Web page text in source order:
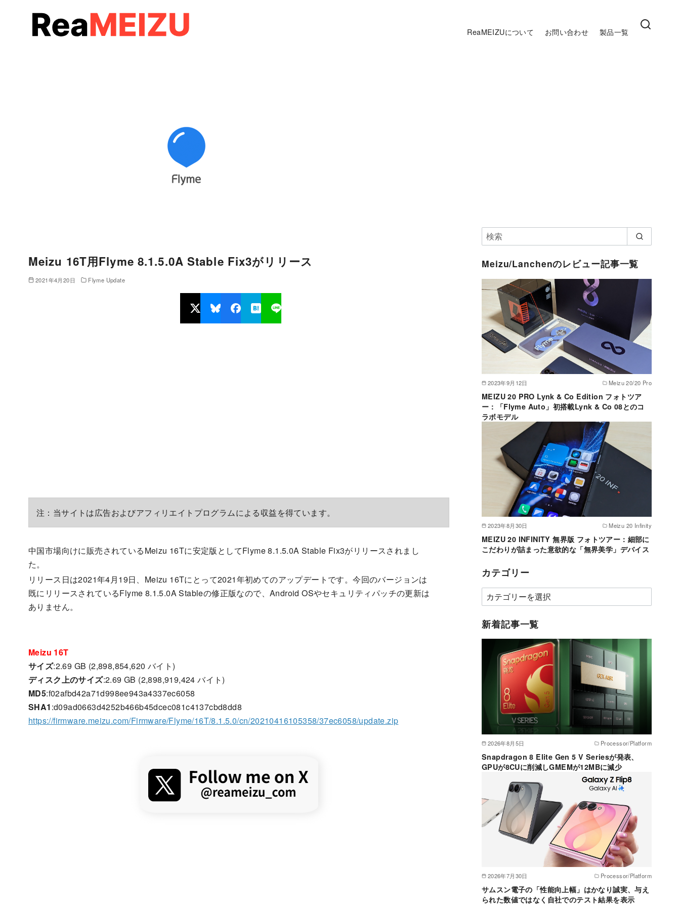
ReaMEIZUについて お問い合わせ 製品一覧
Meizu 16T用Flyme 8.1.5.0A Stable Fix3がリリース
2021年4月20日 Flyme Update
注：当サイトは広告およびアフィリエイトプログラムによる収益を得ています。
中国市場向けに販売されているMeizu 16Tに安定版としてFlyme 8.1.5.0A Stable Fix3がリリースされまし
た。
リリース日は2021年4月19日、Meizu 16Tにとって2021年初めてのアップデートです。今回のバージョンは
既にリリースされているFlyme 8.1.5.0A Stableの修正版なので、Android OSやセキュリティパッチの更新は
ありません。
Meizu 16T
サイズ:2.69 GB (2,898,854,620 バイト)
ディスク上のサイズ:2.69 GB (2,898,919,424 バイト)
MD5:f02afbd42a71d998ee943a4337ec6058
SHA1 :d09ad0663d4252b466b45dcec081c4137cbd8dd8
https://firmware.meizu.com/Firmware/Flyme/16T/8.1.5.0/cn/20210416105358/37ec6058/update.zip
Meizu/Lanchenのレビュー記事一覧
2023年9月12日 Meizu 20/20 Pro
MEIZU 20 PRO Lynk & Co Edition フォトツア
ー：「Flyme Auto」初搭載Lynk & Co 08とのコ
ラボモデル
2023年8月30日 Meizu 20 Infinity
MEIZU 20 INFINITY 無界版 フォトツアー：細部に
こだわりが詰まった意欲的な「無界美学」デバイス
カテゴリー
カ
テ
ゴ
新着記事一覧
2026年8月5日 Processor/Platform
Snapdragon 8 Elite Gen 5 V Seriesが発表、
GPUが8CUに削減しGMEMが12MBに減少
2026年7月30日 Processor/Platform
サムスン電子の「性能向上幅」はかなり誠実、与え
られた数値ではなく自社でのテスト結果を表示